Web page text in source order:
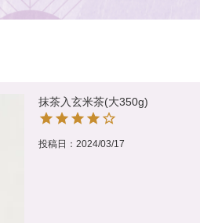
抹茶入玄米茶(大350g)
投稿日 2024/03/17